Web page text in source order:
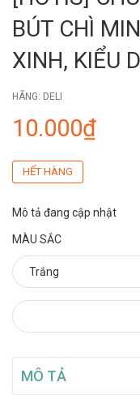
BÚT CHÌ
XINH, KIỂU
HÃNG: DELI
10.000₫
HẾT HÀNG
Mô tả đang cập nhật
MÀU SẮC
MÔ TẢ